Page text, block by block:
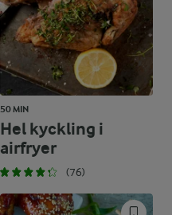
50 MIN
Hel kyckling i
airfryer
(76)